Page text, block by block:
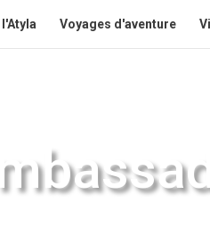
Voyages d'aventure